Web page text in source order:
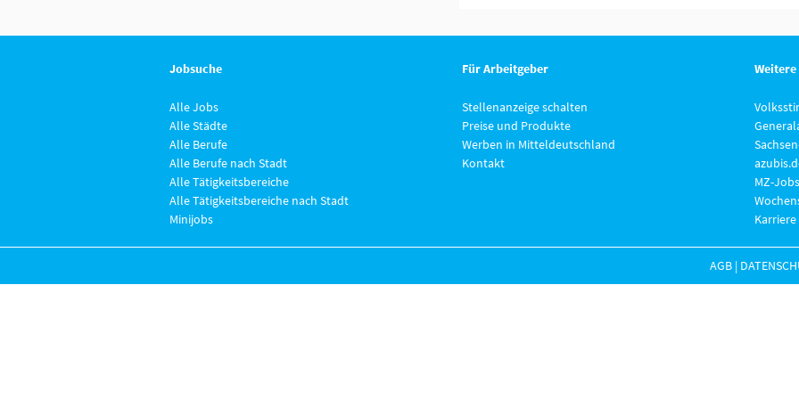
Jobsuche
Alle Jobs
Alle Städte
Alle Berufe
Alle Berufe nach Stadt
Alle Tätigkeitsbereiche
Alle Tätigkeitsbereiche nach Stadt
Minijobs
Für Arbeitgeber
Stellenanzeige schalten
Preise und Produkte
Werben in Mitteldeutschland
Kontakt
MZ-
AGB |